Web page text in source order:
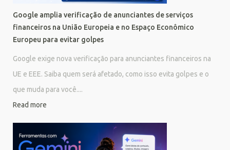
Google amplia verificação de anunciantes de serviços
financeiros na União Europeia e no Espaço Econômico
Europeu para evitar golpes
Google exige nova verificação para anunciantes financeiros na
UE e EEE. Saiba quem será afetado, como isso evita golpes e o
que muda para você....
Read more